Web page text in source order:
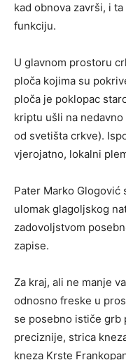
kad obnova završi, i
funkciju.
U glavnom prostoru
ploča kojima su
ploča je poklopac
kriptu ušli na
od svetišta crkve).
vjerojatno, lokalni
Pater Marko Glogović
ulomak glagoljskog
zadovoljstvom
zapise.
Za kraj, ali ne manje
odnosno freske u
se posebno ističe grb
preciznije, strica
kneza Krste